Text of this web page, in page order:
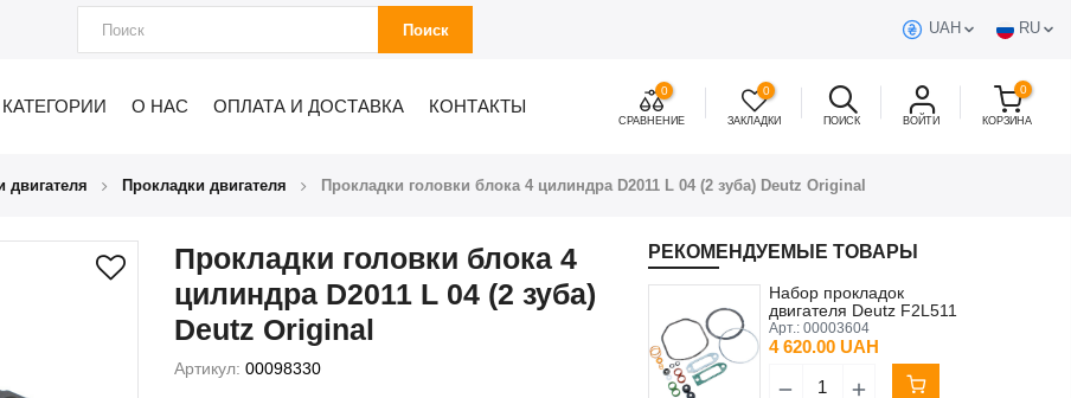
Поиск UAH RU
КАТЕГОРИИ О НАС ОПЛАТА И ДОСТАВКА КОНТАКТЫ
0
СРАВНЕНИЕ
0
ЗАКЛАДКИ ПОИСК ВОЙТИ
0
КОРЗИНА
двигателя Прокладки двигателя Прокладки головки блока 4 цилиндра D2011 L 04 (2 зуба) Deutz Original
Прокладки головки блока 4
цилиндра D2011 L 04 (2 зуба)
Deutz Original
Артикул: 00098330
РЕКОМЕНДУЕМЫЕ ТОВАРЫ
Набор прокладок
двигателя Deutz F2L511
Арт.: 00003604
4 620.00 UAH